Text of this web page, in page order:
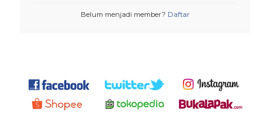
Belum menjadi member? Daftar